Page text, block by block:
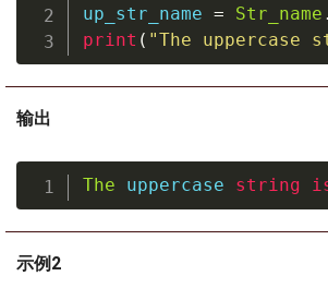
up_str_name = Str_name .
print ( "The uppercase
输出
The uppercase string
示例2